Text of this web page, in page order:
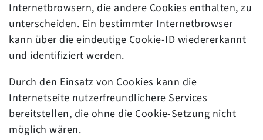
Internetbrowsern, die andere Cookies enthalten, zu
unterscheiden. Ein bestimmter Internetbrowser
kann über die eindeutige Cookie-ID wiedererkannt
und identifiziert werden.
Durch den Einsatz von Cookies kann die
Internetseite nutzerfreundlichere Services
bereitstellen, die ohne die Cookie-Setzung nicht
möglich wären.